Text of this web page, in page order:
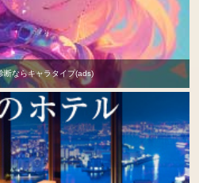
断ならキャラタイプ(ads)